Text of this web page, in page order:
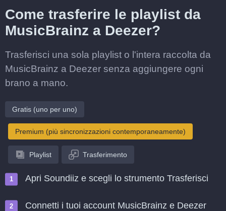
Come trasferire le playlist da
MusicBrainz a Deezer?
Trasferisci una sola playlist o l'intera raccolta da
MusicBrainz a Deezer senza aggiungere ogni
brano a mano.
Gratis (uno per uno)
Premium (più sincronizzazioni contemporaneamente)
Playlist Trasferimento
Apri Soundiiz e scegli lo strumento Trasferisci
Connetti i tuoi account MusicBrainz e Deezer